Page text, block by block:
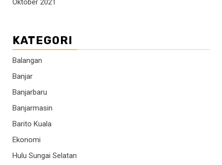
Oktober 2021
KATEGORI
Balangan
Banjar
Banjarbaru
Banjarmasin
Barito Kuala
Ekonomi
Hulu Sungai Selatan